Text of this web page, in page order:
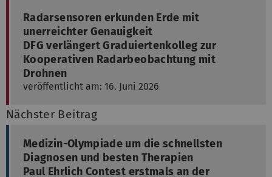
Radarsensoren erkunden Erde mit
unerreichter Genauigkeit
DFG verlängert Graduiertenkolleg zur
Kooperativen Radarbeobachtung mit
Drohnen
veröffentlicht am: 16. Juni 2026
Nächster Beitrag
Medizin-Olympiade um die schnellsten
Diagnosen und besten Therapien
Paul Ehrlich Contest erstmals an der